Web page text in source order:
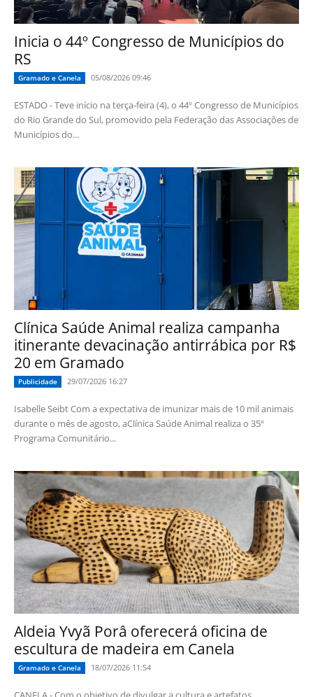
Inicia o 44º Congresso de Municípios do
RS
Gramado e Canela 05/08/2026 09:46
ESTADO - Teve início na terça-feira (4), o 44º Congresso de Municípios
do Rio Grande do Sul, promovido pela Federação das Associações de
Municípios do...
Clínica Saúde Animal realiza campanha
itinerante devacinação antirrábica por R$
20 em Gramado
Publicidade 29/07/2026 16:27
Isabelle Seibt Com a expectativa de imunizar mais de 10 mil animais
durante o mês de agosto, aClínica Saúde Animal realiza o 35º
Programa Comunitário...
Aldeia Yvyã Porâ oferecerá oficina de
escultura de madeira em Canela
Gramado e Canela 18/07/2026 11:54